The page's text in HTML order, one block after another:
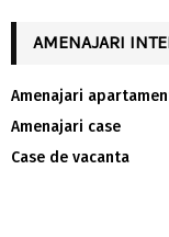
AMENAJARI
Amenajari
Amenajari case
Case de vacanta